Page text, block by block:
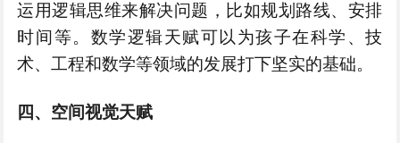
运用逻辑思维来解决问题，比如规划路线、安排
时间等。数学逻辑天赋可以为孩子在科学、技
术、工程和数学等领域的发展打下坚实的基础。
四、空间视觉天赋